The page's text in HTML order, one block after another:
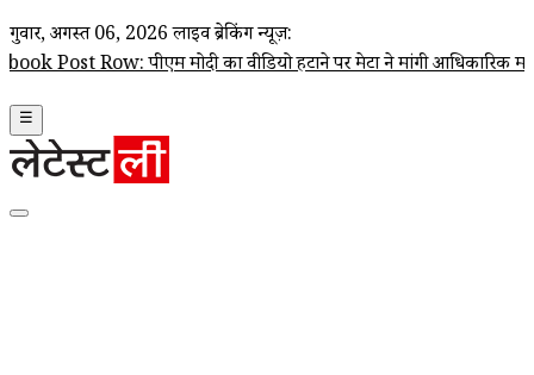
गुरूवार, अगस्त 06, 2026 लाइव ब्रेकिंग न्यूज़:
Row: पीएम मोदी का वीडियो हटाने पर मेटा ने मांगी आधिकारिक माफी;
☰